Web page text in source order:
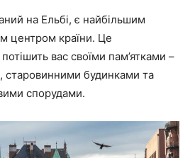
на Ельбі, є найбільшим
центром країни. Це
вас своїми пам’ятками –
будинками та
спорудами.